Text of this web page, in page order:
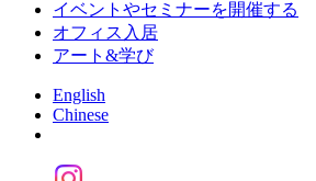
イベントやセミナーを開催する
オフィス入居
アート&学び
English
Chinese